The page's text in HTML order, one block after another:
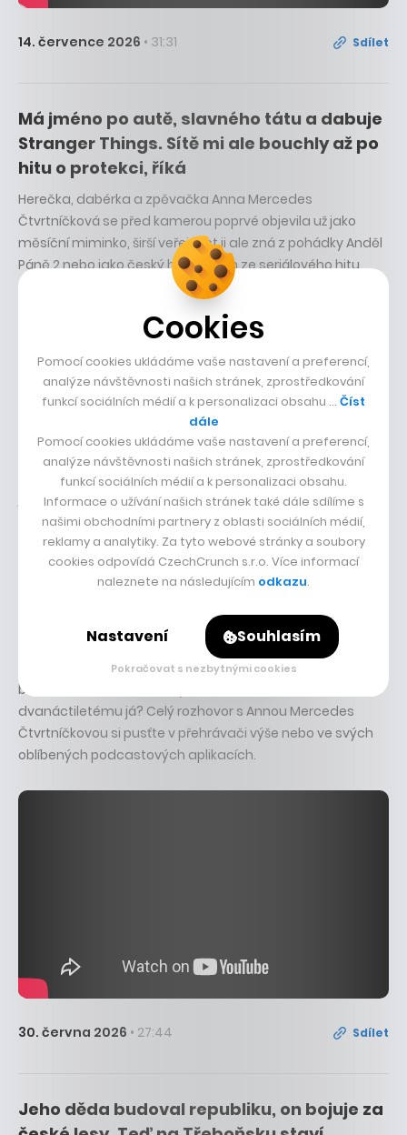
14. července 2026 • 31:31 Sdílet
Má jméno po autě, slavného tátu a dabuje
Stranger Things. Sítě mi ale bouchly až po
hitu o protekci, říká
Herečka, dabérka a zpěvačka Anna Mercedes
Čtvrtníčková se před kamerou poprvé objevila už jako
měsíční miminko, širší veřejnost ji ale zná z pohádky Anděl
Páně 2 nebo jako český hlas Eleven ze seriálového hitu
Stranger Things. Dcera herce Petra Čtvrtníčka nedávno
Frantou Prachařem a Matem 213 z nálepky nepo babies
vyčerpávající, je potřeba se trochu uvolnit,“
říká v podcastu
Režim nerušit.
Na procházce s Evelínou Beníškovou vzpomíná na dětství
strávené v Divadle Na zábradlí i na svá první pěvecká
vystoupení v dětské opeře. Otevřeně mluví o tom, jaké to
je vyrůstat pod neustálým drobnohledem, proč bylo
psychicky náročné propůjčit hlas Eleven nebo proč se jí
teď těžko píšou nové texty. Řeč přijde i na její studium
produkce, odmítnutí na DAMU, za které je dnes vděčná,
nebo na zkušenosti z Erasmu v Barceloně.„Zjistila jsem, že
trochu se stydím navazovat nová přátelství,“přiznává.
Proč jí rodiče dali jméno Mercedes? Umí si představit život
bez sociálních sítí? A co by dnes vzkázala svému
dvanáctiletému já? Celý rozhovor s Annou Mercedes
Čtvrtníčkovou si pusťte v přehrávači výše nebo ve svých
oblíbených podcastových aplikacích.
30. června 2026 • 27:44 Sdílet
Jeho děda budoval republiku, on bojuje za
Cookies
Pomocí cookies ukládáme vaše nastavení a preferencí,
analýze návštěvnosti našich stránek, zprostředkování
funkcí sociálních médií a k personalizaci obsahu … Číst
dále
Pomocí cookies ukládáme vaše nastavení a preferencí,
analýze návštěvnosti našich stránek, zprostředkování
funkcí sociálních médií a k personalizaci obsahu.
Informace o užívání našich stránek také dále sdílíme s
našimi obchodními partnery z oblasti sociálních médií,
reklamy a analytiky. Za tyto webové stránky a soubory
cookies odpovídá CzechCrunch s.r.o. Více informací
naleznete na následujícím odkazu.
Nastavení Souhlasím
Pokračovat s nezbytnými cookies